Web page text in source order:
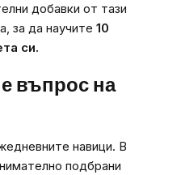
добавки от тази
за да научите 10
си.
въпрос на
навици. В
подбрани